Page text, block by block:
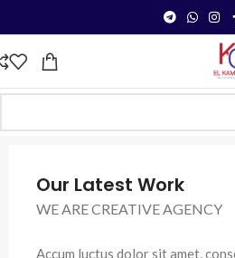
Our Latest Work
WE ARE CREATIVE AGENCY
Accum luctus dolor sit amet,